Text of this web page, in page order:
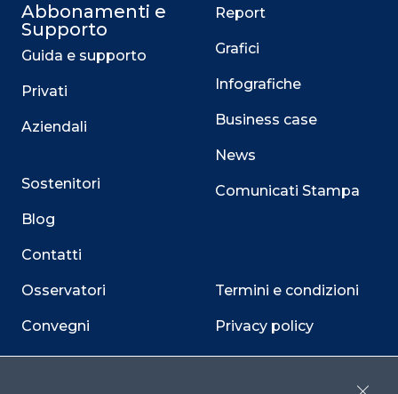
Abbonamenti e
Supporto
Guida e supporto
Privati
Aziendali
Sostenitori
Blog
Contatti
Osservatori
Convegni
Webinar
Report
Grafici
Infografiche
Business case
News
Comunicati Stampa
Termini e condizioni
Privacy policy
Cookie policy